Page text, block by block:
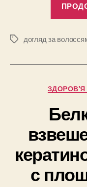
Позначкидогляд за
с